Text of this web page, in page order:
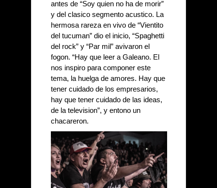
antes de “Soy quien no ha de morir”
y del clasico segmento acustico. La
hermosa rareza en vivo de “Vientito
del tucuman” dio el inicio, “Spaghetti
del rock” y “Par mil” avivaron el
fogon. “Hay que leer a Galeano. El
nos inspiro para componer este
tema, la huelga de amores. Hay que
tener cuidado de los empresarios,
hay que tener cuidado de las ideas,
de la television”, y entono un
chacareron.